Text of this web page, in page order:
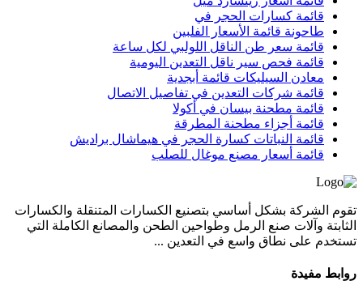
قائمة كسارات الحجر في
طاحونة قائمة الأسعار الفلبين
قائمة سعر طن الناقل اللولبي لكل ساعة
قائمة فحص سير ناقل التعدين اليومية
معادن السيليكات قائمة أبجدية
قائمة شركات التعدين في تفاصيل الاتصال
قائمة مطحنة بيسان في أكولا
قائمة أجزاء مطحنة المطرقة
قائمة النباتات كسارة الحجر في هيماشال براديش
قائمة أسعار مصنع موغال للصلب
تقوم الشركة بشكل أساسي بتصنيع الكسارات المتنقلة والكسارات
الثابتة وآلات صنع الرمل وطواحين الطحن والمصانع الكاملة التي
تستخدم على نطاق واسع في التعدين ...
روابط مفيدة